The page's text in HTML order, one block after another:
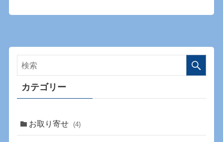
カテゴリー
お取り寄せ (4)